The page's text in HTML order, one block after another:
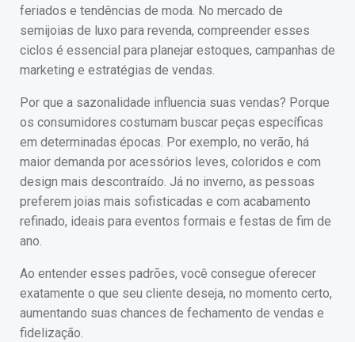
feriados e tendências de moda. No mercado de
semijoias de luxo para revenda, compreender esses
ciclos é essencial para planejar estoques, campanhas de
marketing e estratégias de vendas.
Por que a sazonalidade influencia suas vendas? Porque
os consumidores costumam buscar peças específicas
em determinadas épocas. Por exemplo, no verão, há
maior demanda por acessórios leves, coloridos e com
design mais descontraído. Já no inverno, as pessoas
preferem joias mais sofisticadas e com acabamento
refinado, ideais para eventos formais e festas de fim de
ano.
Ao entender esses padrões, você consegue oferecer
exatamente o que seu cliente deseja, no momento certo,
aumentando suas chances de fechamento de vendas e
fidelização.